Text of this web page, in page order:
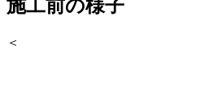
施工前の様子
＜